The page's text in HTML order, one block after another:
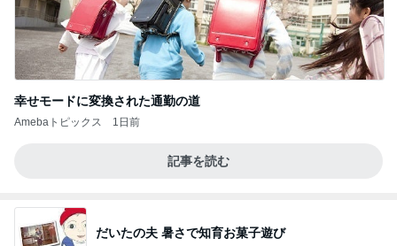
幸せモードに変換された通勤の道
Amebaトピックス 1日前
記事を読む
だいたの夫 暑さで知育お菓子遊び